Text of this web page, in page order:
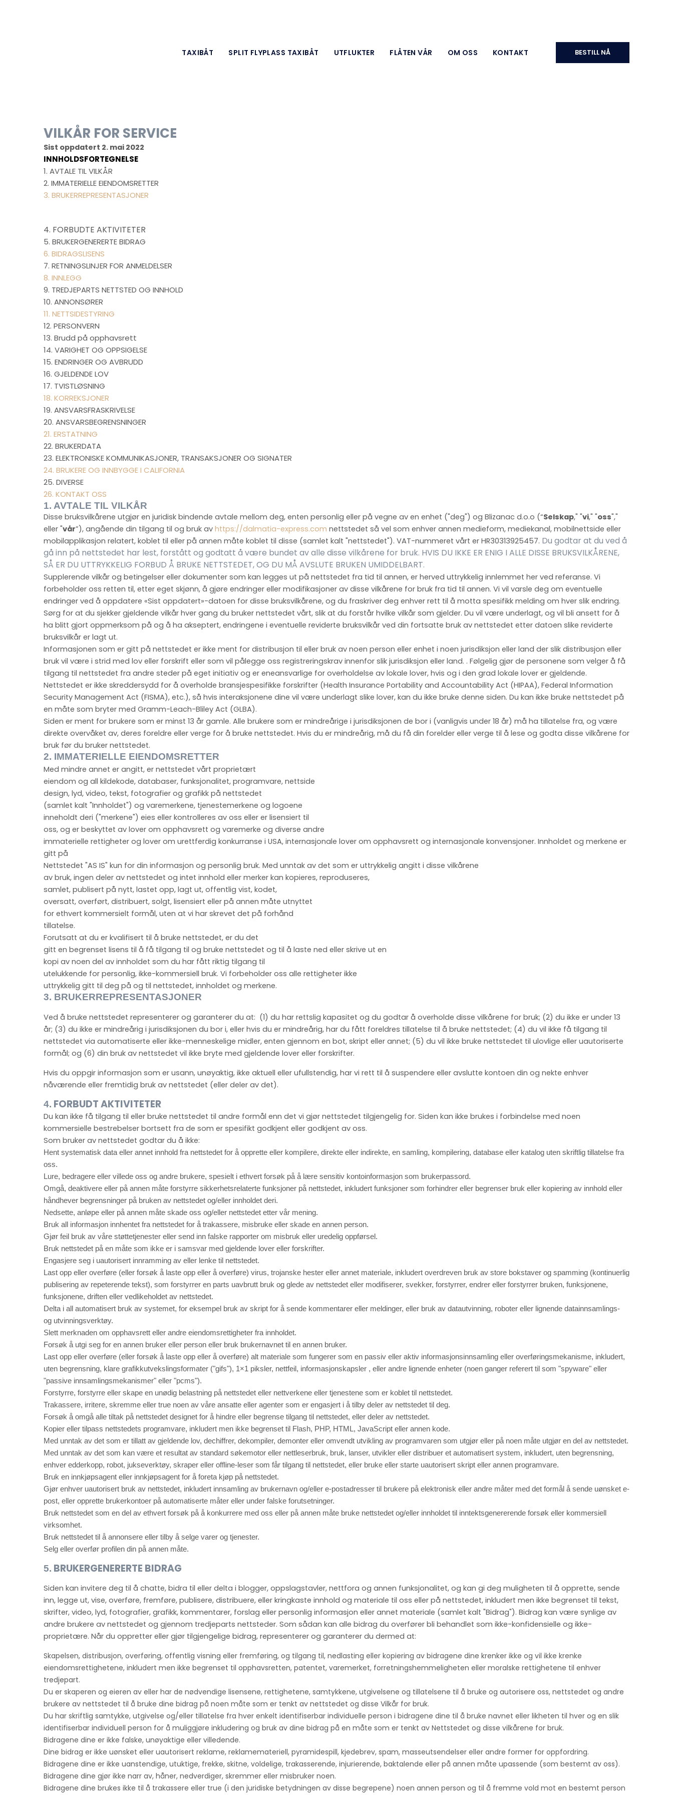
TAXIBÅT SPLIT FLYPLASS TAXIBÅT UTFLUKTER FLÅTEN VÅR OM OSS KONTAKT BESTILL NÅ
VILKÅR FOR SERVICE
Sist oppdatert 2. mai 2022
INNHOLDSFORTEGNELSE
1. AVTALE TIL VILKÅR
2. IMMATERIELLE EIENDOMSRETTER
3. BRUKERREPRESENTASJONER
4. FORBUDTE AKTIVITETER
5. BRUKERGENERERTE BIDRAG
6. BIDRAGSLISENS
7. RETNINGSLINJER FOR ANMELDELSER
8. INNLEGG
9. TREDJEPARTS NETTSTED OG INNHOLD
10. ANNONSØRER
11. NETTSIDESTYRING
12. PERSONVERN
13. Brudd på opphavsrett
14. VARIGHET OG OPPSIGELSE
15. ENDRINGER OG AVBRUDD
16. GJELDENDE LOV
17. TVISTLØSNING
18. KORREKSJONER
19. ANSVARSFRASKRIVELSE
20. ANSVARSBEGRENSNINGER
21. ERSTATNING
22. BRUKERDATA
23. ELEKTRONISKE KOMMUNIKASJONER, TRANSAKSJONER OG SIGNATER
24. BRUKERE OG INNBYGGE I CALIFORNIA
25. DIVERSE
26. KONTAKT OSS
1. AVTALE TIL VILKÅR
Disse bruksvilkårene utgjør en juridisk bindende avtale mellom deg, enten personlig eller på vegne av en enhet ("deg") og Blizanac d.o.o (“Selskap," "vi," "oss","
eller "vår”), angående din tilgang til og bruk av https://dalmatia-express.com nettstedet så vel som enhver annen medieform, mediekanal, mobilnettside eller
mobilapplikasjon relatert, koblet til eller på annen måte koblet til disse (samlet kalt "nettstedet"). VAT-nummeret vårt er HR30313925457. Du godtar at du ved å
gå inn på nettstedet har lest, forstått og godtatt å være bundet av alle disse vilkårene for bruk. HVIS DU IKKE ER ENIG I ALLE DISSE BRUKSVILKÅRENE,
SÅ ER DU UTTRYKKELIG FORBUD Å BRUKE NETTSTEDET, OG DU MÅ AVSLUTE BRUKEN UMIDDELBART.
Supplerende vilkår og betingelser eller dokumenter som kan legges ut på nettstedet fra tid til annen, er herved uttrykkelig innlemmet her ved referanse. Vi
forbeholder oss retten til, etter eget skjønn, å gjøre endringer eller modifikasjoner av disse vilkårene for bruk fra tid til annen. Vi vil varsle deg om eventuelle
endringer ved å oppdatere «Sist oppdatert»-datoen for disse bruksvilkårene, og du fraskriver deg enhver rett til å motta spesifikk melding om hver slik endring.
Sørg for at du sjekker gjeldende vilkår hver gang du bruker nettstedet vårt, slik at du forstår hvilke vilkår som gjelder. Du vil være underlagt, og vil bli ansett for å
ha blitt gjort oppmerksom på og å ha akseptert, endringene i eventuelle reviderte bruksvilkår ved din fortsatte bruk av nettstedet etter datoen slike reviderte
bruksvilkår er lagt ut.
Informasjonen som er gitt på nettstedet er ikke ment for distribusjon til eller bruk av noen person eller enhet i noen jurisdiksjon eller land der slik distribusjon eller
bruk vil være i strid med lov eller forskrift eller som vil pålegge oss registreringskrav innenfor slik jurisdiksjon eller land. . Følgelig gjør de personene som velger å få
tilgang til nettstedet fra andre steder på eget initiativ og er eneansvarlige for overholdelse av lokale lover, hvis og i den grad lokale lover er gjeldende.
Nettstedet er ikke skreddersydd for å overholde bransjespesifikke forskrifter (Health Insurance Portability and Accountability Act (HIPAA), Federal Information
Security Management Act (FISMA), etc.), så hvis interaksjonene dine vil være underlagt slike lover, kan du ikke bruke denne siden. Du kan ikke bruke nettstedet på
en måte som bryter med Gramm-Leach-Bliley Act (GLBA).
Siden er ment for brukere som er minst 13 år gamle. Alle brukere som er mindreårige i jurisdiksjonen de bor i (vanligvis under 18 år) må ha tillatelse fra, og være
direkte overvåket av, deres foreldre eller verge for å bruke nettstedet. Hvis du er mindreårig, må du få din forelder eller verge til å lese og godta disse vilkårene for
bruk før du bruker nettstedet.
2. IMMATERIELLE EIENDOMSRETTER
Med mindre annet er angitt, er nettstedet vårt proprietært
eiendom og all kildekode, databaser, funksjonalitet, programvare, nettside
design, lyd, video, tekst, fotografier og grafikk på nettstedet
(samlet kalt "Innholdet") og varemerkene, tjenestemerkene og logoene
inneholdt deri ("merkene") eies eller kontrolleres av oss eller er lisensiert til
oss, og er beskyttet av lover om opphavsrett og varemerke og diverse andre
immaterielle rettigheter og lover om urettferdig konkurranse i USA, internasjonale lover om opphavsrett og internasjonale konvensjoner. Innholdet og merkene er
gitt på
Nettstedet "AS IS" kun for din informasjon og personlig bruk. Med unntak av det som er uttrykkelig angitt i disse vilkårene
av bruk, ingen deler av nettstedet og intet innhold eller merker kan kopieres, reproduseres,
samlet, publisert på nytt, lastet opp, lagt ut, offentlig vist, kodet,
oversatt, overført, distribuert, solgt, lisensiert eller på annen måte utnyttet
for ethvert kommersielt formål, uten at vi har skrevet det på forhånd
tillatelse.
Forutsatt at du er kvalifisert til å bruke nettstedet, er du det
gitt en begrenset lisens til å få tilgang til og bruke nettstedet og til å laste ned eller skrive ut en
kopi av noen del av innholdet som du har fått riktig tilgang til
utelukkende for personlig, ikke-kommersiell bruk. Vi forbeholder oss alle rettigheter ikke
uttrykkelig gitt til deg på og til nettstedet, innholdet og merkene.
3. BRUKERREPRESENTASJONER
Ved å bruke nettstedet representerer og garanterer du at: (1) du har rettslig kapasitet og du godtar å overholde disse vilkårene for bruk; (2) du ikke er under 13
år; (3) du ikke er mindreårig i jurisdiksjonen du bor i, eller hvis du er mindreårig, har du fått foreldres tillatelse til å bruke nettstedet; (4) du vil ikke få tilgang til
nettstedet via automatiserte eller ikke-menneskelige midler, enten gjennom en bot, skript eller annet; (5) du vil ikke bruke nettstedet til ulovlige eller uautoriserte
formål; og (6) din bruk av nettstedet vil ikke bryte med gjeldende lover eller forskrifter.
Hvis du oppgir informasjon som er usann, unøyaktig, ikke aktuell eller ufullstendig, har vi rett til å suspendere eller avslutte kontoen din og nekte enhver
nåværende eller fremtidig bruk av nettstedet (eller deler av det).
4. FORBUDT AKTIVITETER
Du kan ikke få tilgang til eller bruke nettstedet til andre formål enn det vi gjør nettstedet tilgjengelig for. Siden kan ikke brukes i forbindelse med noen
kommersielle bestrebelser bortsett fra de som er spesifikt godkjent eller godkjent av oss.
Som bruker av nettstedet godtar du å ikke:
Hent systematisk data eller annet innhold fra nettstedet for å opprette eller kompilere, direkte eller indirekte, en samling, kompilering, database eller katalog uten skriftlig tillatelse fra
oss.
Lure, bedragere eller villede oss og andre brukere, spesielt i ethvert forsøk på å lære sensitiv kontoinformasjon som brukerpassord.
Omgå, deaktivere eller på annen måte forstyrre sikkerhetsrelaterte funksjoner på nettstedet, inkludert funksjoner som forhindrer eller begrenser bruk eller kopiering av innhold eller
håndhever begrensninger på bruken av nettstedet og/eller innholdet deri.
Nedsette, anløpe eller på annen måte skade oss og/eller nettstedet etter vår mening.
Bruk all informasjon innhentet fra nettstedet for å trakassere, misbruke eller skade en annen person.
Gjør feil bruk av våre støttetjenester eller send inn falske rapporter om misbruk eller uredelig oppførsel.
Bruk nettstedet på en måte som ikke er i samsvar med gjeldende lover eller forskrifter.
Engasjere seg i uautorisert innramming av eller lenke til nettstedet.
Last opp eller overføre (eller forsøk å laste opp eller å overføre) virus, trojanske hester eller annet materiale, inkludert overdreven bruk av store bokstaver og spamming (kontinuerlig
publisering av repeterende tekst), som forstyrrer en parts uavbrutt bruk og glede av nettstedet eller modifiserer, svekker, forstyrrer, endrer eller forstyrrer bruken, funksjonene,
funksjonene, driften eller vedlikeholdet av nettstedet.
Delta i all automatisert bruk av systemet, for eksempel bruk av skript for å sende kommentarer eller meldinger, eller bruk av datautvinning, roboter eller lignende datainnsamlings-
og utvinningsverktøy.
Slett merknaden om opphavsrett eller andre eiendomsrettigheter fra innholdet.
Forsøk å utgi seg for en annen bruker eller person eller bruk brukernavnet til en annen bruker.
Last opp eller overføre (eller forsøk å laste opp eller å overføre) alt materiale som fungerer som en passiv eller aktiv informasjonsinnsamling eller overføringsmekanisme, inkludert,
uten begrensning, klare grafikkutvekslingsformater ("gifs"), 1×1 piksler, nettfeil, informasjonskapsler , eller andre lignende enheter (noen ganger referert til som "spyware" eller
"passive innsamlingsmekanismer" eller "pcms").
Forstyrre, forstyrre eller skape en unødig belastning på nettstedet eller nettverkene eller tjenestene som er koblet til nettstedet.
Trakassere, irritere, skremme eller true noen av våre ansatte eller agenter som er engasjert i å tilby deler av nettstedet til deg.
Forsøk å omgå alle tiltak på nettstedet designet for å hindre eller begrense tilgang til nettstedet, eller deler av nettstedet.
Kopier eller tilpass nettstedets programvare, inkludert men ikke begrenset til Flash, PHP, HTML, JavaScript eller annen kode.
Med unntak av det som er tillatt av gjeldende lov, dechiffrer, dekompiler, demonter eller omvendt utvikling av programvaren som utgjør eller på noen måte utgjør en del av nettstedet.
Med unntak av det som kan være et resultat av standard søkemotor eller nettleserbruk, bruk, lanser, utvikler eller distribuer et automatisert system, inkludert, uten begrensning,
enhver edderkopp, robot, jukseverktøy, skraper eller offline-leser som får tilgang til nettstedet, eller bruke eller starte uautorisert skript eller annen programvare.
Bruk en innkjøpsagent eller innkjøpsagent for å foreta kjøp på nettstedet.
Gjør enhver uautorisert bruk av nettstedet, inkludert innsamling av brukernavn og/eller e-postadresser til brukere på elektronisk eller andre måter med det formål å sende uønsket e-
post, eller opprette brukerkontoer på automatiserte måter eller under falske forutsetninger.
Bruk nettstedet som en del av ethvert forsøk på å konkurrere med oss eller på annen måte bruke nettstedet og/eller innholdet til inntektsgenererende forsøk eller kommersiell
virksomhet.
Bruk nettstedet til å annonsere eller tilby å selge varer og tjenester.
Selg eller overfør profilen din på annen måte.
5. BRUKERGENERERTE BIDRAG
Siden kan invitere deg til å chatte, bidra til eller delta i blogger, oppslagstavler, nettfora og annen funksjonalitet, og kan gi deg muligheten til å opprette, sende
inn, legge ut, vise, overføre, fremføre, publisere, distribuere, eller kringkaste innhold og materiale til oss eller på nettstedet, inkludert men ikke begrenset til tekst,
skrifter, video, lyd, fotografier, grafikk, kommentarer, forslag eller personlig informasjon eller annet materiale (samlet kalt "Bidrag"). Bidrag kan være synlige av
andre brukere av nettstedet og gjennom tredjeparts nettsteder. Som sådan kan alle bidrag du overfører bli behandlet som ikke-konfidensielle og ikke-
proprietære. Når du oppretter eller gjør tilgjengelige bidrag, representerer og garanterer du dermed at:
Skapelsen, distribusjon, overføring, offentlig visning eller fremføring, og tilgang til, nedlasting eller kopiering av bidragene dine krenker ikke og vil ikke krenke
eiendomsrettighetene, inkludert men ikke begrenset til opphavsretten, patentet, varemerket, forretningshemmeligheten eller moralske rettighetene til enhver
tredjepart.
Du er skaperen og eieren av eller har de nødvendige lisensene, rettighetene, samtykkene, utgivelsene og tillatelsene til å bruke og autorisere oss, nettstedet og andre
brukere av nettstedet til å bruke dine bidrag på noen måte som er tenkt av nettstedet og disse Vilkår for bruk.
Du har skriftlig samtykke, utgivelse og/eller tillatelse fra hver enkelt identifiserbar individuelle person i bidragene dine til å bruke navnet eller likheten til hver og en slik
identifiserbar individuell person for å muliggjøre inkludering og bruk av dine bidrag på en måte som er tenkt av Nettstedet og disse vilkårene for bruk.
Bidragene dine er ikke falske, unøyaktige eller villedende.
Dine bidrag er ikke uønsket eller uautorisert reklame, reklamemateriell, pyramidespill, kjedebrev, spam, masseutsendelser eller andre former for oppfordring.
Bidragene dine er ikke uanstendige, utuktige, frekke, skitne, voldelige, trakasserende, injurierende, baktalende eller på annen måte upassende (som bestemt av oss).
Bidragene dine gjør ikke narr av, håner, nedverdiger, skremmer eller misbruker noen.
Bidragene dine brukes ikke til å trakassere eller true (i den juridiske betydningen av disse begrepene) noen annen person og til å fremme vold mot en bestemt person